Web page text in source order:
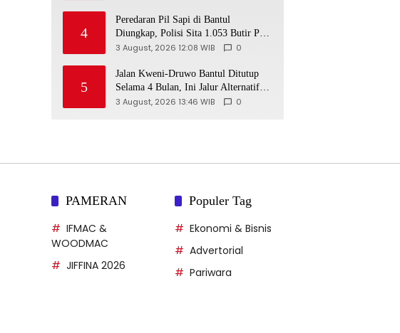
4
Peredaran Pil Sapi di Bantul
Diungkap, Polisi Sita 1.053 Butir Pil
Berlogo Y
3 August, 2026 12:08 WIB 0
5
Jalan Kweni-Druwo Bantul Ditutup
Selama 4 Bulan, Ini Jalur Alternatif
bagi Pengendara
3 August, 2026 13:46 WIB 0
PAMERAN
IFMAC &
WOODMAC
JIFFINA 2026
Populer Tag
Ekonomi & Bisnis
Advertorial
Pariwara